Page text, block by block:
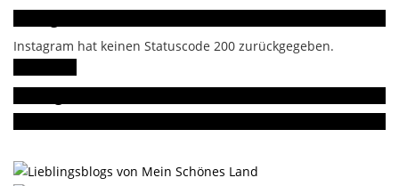
Instagram hat keinen Statuscode 200 zurückgegeben.